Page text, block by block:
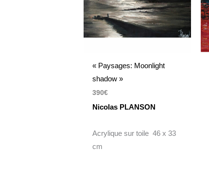
« Paysages: Moonlight
shadow »
390€
Nicolas PLANSON
Acrylique sur toile 46 x 33
cm